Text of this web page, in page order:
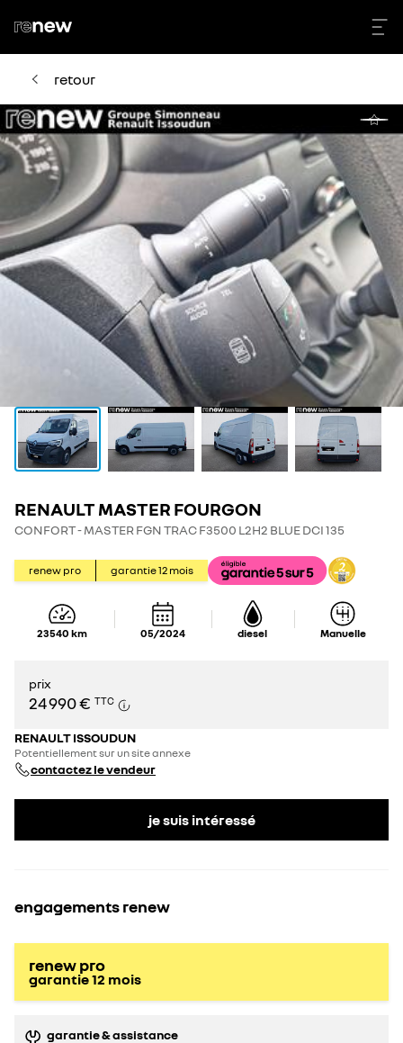
retour
RENAULT MASTER FOURGON
CONFORT - MASTER FGN TRAC F3500 L2H2 BLUE DCI 135
renew pro garantie12 mois
23 540 km 05/2024 diesel Manuelle
prix
24 990 € TTC
RENAULT ISSOUDUN
Potentiellement sur un site annexe
contactez le vendeur
je suis intéressé
engagements renew
renew pro
garantie12 mois
garantie & assistance